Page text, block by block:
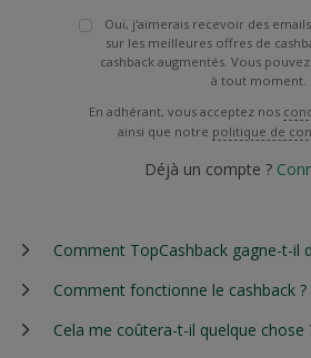
Oui, j'aimerais recevoir des
sur les meilleures offres de
cashback augmentés. Vous
à tout moment.
En adhérant, vous acceptez nos
ainsi que notre politique de
Déjà un compte ?
Comment TopCashback gagne-t-il
Comment fonctionne le cashback ?
Cela me coûtera-t-il quelque chose